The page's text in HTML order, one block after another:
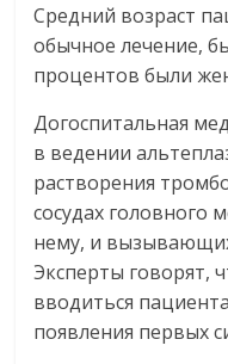
Средний возраст
обычное лечение,
процентов были
Догоспитальная
в ведении
растворения
сосудах головного
нему, и
Эксперты говорят,
вводиться
появления первых